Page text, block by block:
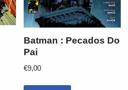
Batman : Pecados Do
Pai
€9,00